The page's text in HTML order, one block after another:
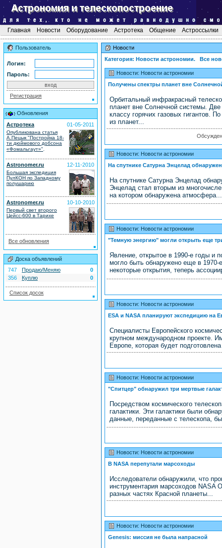
Главная Новости Оборудование Астротека Общение Астроссылки
Пользователь
Логин:
Пароль:
Регистрация
Обновления
Астротека
01-05-2011
Опубликована статья
А.Пецык "Постройка 18-
ти дюймового добсона
«Фомальгаут»"
Astronomer.ru 12-11-2010
Большая экспедиция
ПулКОН по Западному
полушарию
Astronomer.ru 10-10-2010
Первый свет второго
Цейсс-600 в Тарихе
Все обновления
Доска объявлений
747
Продаю/Меняю
0
356
Куплю 0
Список досок
Новости
Категория: Новости астрономии. Все
Новости: Новости астрономии
Получены спектры планет вне
Орбитальный инфракрасный
планет вне Солнечной системы.
классу горячих газовых гигантов.
из планет...
Новости: Новости астрономии
На спутнике Сатурна Энцелад
На спутнике Сатурна Энцелад
Энцелад стал вторым из
на котором обнаружена атмосфера...
Новости: Новости астрономии
"Темную энергию" могли открыть еще
Явление, открытое в 1990-е годы и
могло быть обнаружено еще в
некоторые открытия, теперь
Новости: Новости астрономии
ESA и NASA планируют экспедицию на
Специалисты Европейского
крупном международном проекте.
Европе, которая будет
Новости: Новости астрономии
"Спитцер" обнаружил три мертвые
Посредством космического
галактики. Эти галактики были
данные, переданные с телескопа,
Новости: Новости астрономии
В NASA перепутали марсоходы
Исследователи обнаружили, что
инструментария марсоходов NASA
разных частях Красной планеты...
Новости: Новости астрономии
Genesis: миссия не была напрасной